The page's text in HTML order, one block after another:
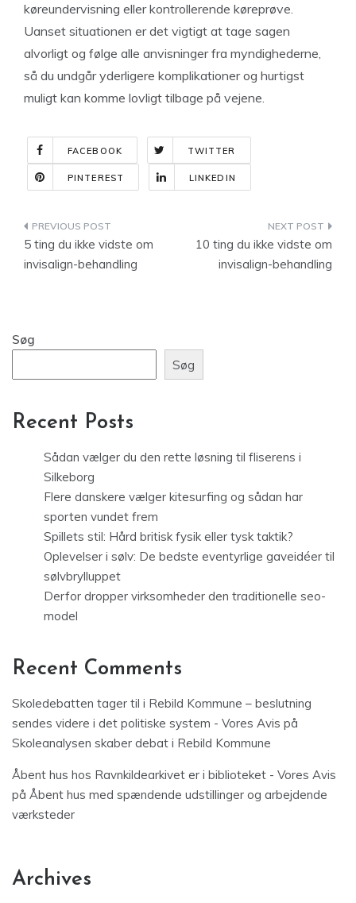
køreundervisning eller kontrollerende køreprøve.
Uanset situationen er det vigtigt at tage sagen
alvorligt og følge alle anvisninger fra myndighederne,
så du undgår yderligere komplikationer og hurtigst
muligt kan komme lovligt tilbage på vejene.
FACEBOOK TWITTER
PINTEREST LINKEDIN
Indlægsnavigation
5 ting du ikke vidste om
invisalign-behandling
10 ting du ikke vidste om
invisalign-behandling
Søg
Søg
Recent Posts
Sådan vælger du den rette løsning til fliserens i
Silkeborg
Flere danskere vælger kitesurfing og sådan har
sporten vundet frem
Spillets stil: Hård britisk fysik eller tysk taktik?
Oplevelser i sølv: De bedste eventyrlige gaveidéer til
sølvbrylluppet
Derfor dropper virksomheder den traditionelle seo-
model
Recent Comments
Skoledebatten tager til i Rebild Kommune – beslutning
sendes videre i det politiske system - Vores Avis på
Skoleanalysen skaber debat i Rebild Kommune
Åbent hus hos Ravnkildearkivet er i biblioteket - Vores Avis
på Åbent hus med spændende udstillinger og arbejdende
værksteder
Archives